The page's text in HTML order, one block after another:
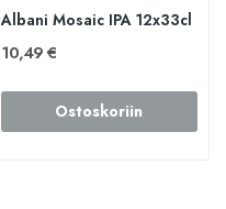
Albani Mosaic IPA 12x33cl
10,49 €
Ostoskoriin